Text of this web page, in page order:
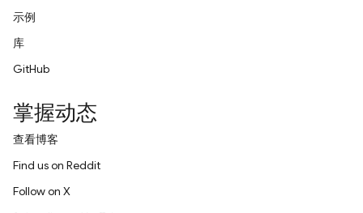
示例
库
GitHub
掌握动态
查看博客
Find us on Reddit
Follow on X